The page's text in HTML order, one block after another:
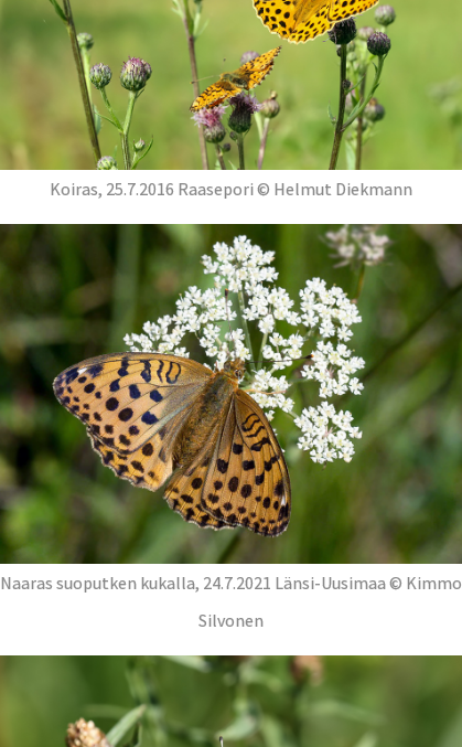
Koiras, 25.7.2016 Raasepori © Helmut Diekmann
Naaras suoputken kukalla, 24.7.2021 Länsi-Uusimaa © Kimmo
Silvonen